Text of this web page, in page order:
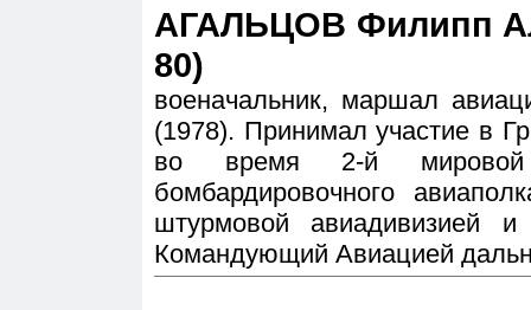
АГАЛЬЦОВ Филипп
80)
военачальник, маршал
(1978). Принимал участие в
во время 2-й
бомбардировочного
штурмовой авиадивизией
Командующий Авиацией